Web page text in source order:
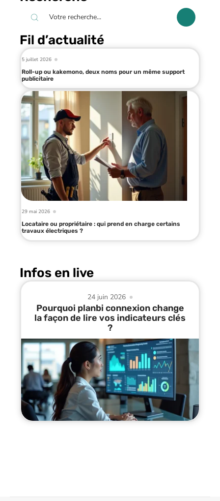
Fil d’actualité
5 juillet 2026
Roll-up ou kakemono, deux noms pour un même support
publicitaire
29 mai 2026
Locataire ou propriétaire : qui prend en charge certains
travaux électriques ?
Infos en live
24 juin 2026
Pourquoi planbi connexion change
la façon de lire vos indicateurs clés
?